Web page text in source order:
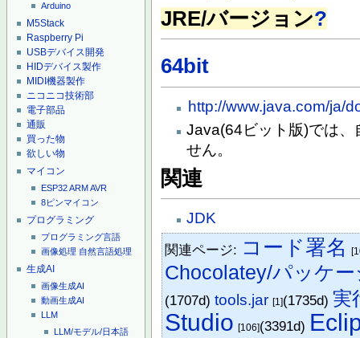
Arduino
M5Stack
Raspberry Pi
USBデバイス開発
HIDデバイス製作
MIDI機器製作
ニコニコ技術部
電子部品
通販
買った物
欲しい物
マイコン
ESP32ARMAVR
8ピンマイコン
プログラミング
プログラミング言語
画像処理 自然言語処理
生成AI
画像生成AI
動画生成AI
LLM
LLM/モデル/日本語
JRE/バージョン?
64bit
http://www.java.com/ja/
Java(64ビット版)では
せん。
関連
JDK
関連ページ: コード署名
Chocolatey/パッケー
(1707d)tools.jar [1](1735d) 実
Studio [106](3391d)